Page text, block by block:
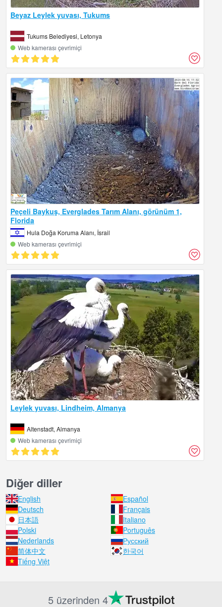
Beyaz Leylek yuvası, Tukums
Tukums Belediyesi, Letonya
Web kamerası çevrimiçi
Peçeli Baykuş, Everglades Tarım Alanı, görünüm 1,
Florida
Hula Doğa Koruma Alanı, İsrail
Web kamerası çevrimiçi
Leylek yuvası, Lindheim, Almanya
Altenstadt, Almanya
Web kamerası çevrimiçi
Diğer diller
English
Español
Deutsch
Français
日本語
Italiano
Polski
Português
Nederlands
Русский
简体中文
한국어
Tiếng Việt
5 üzerinden 4